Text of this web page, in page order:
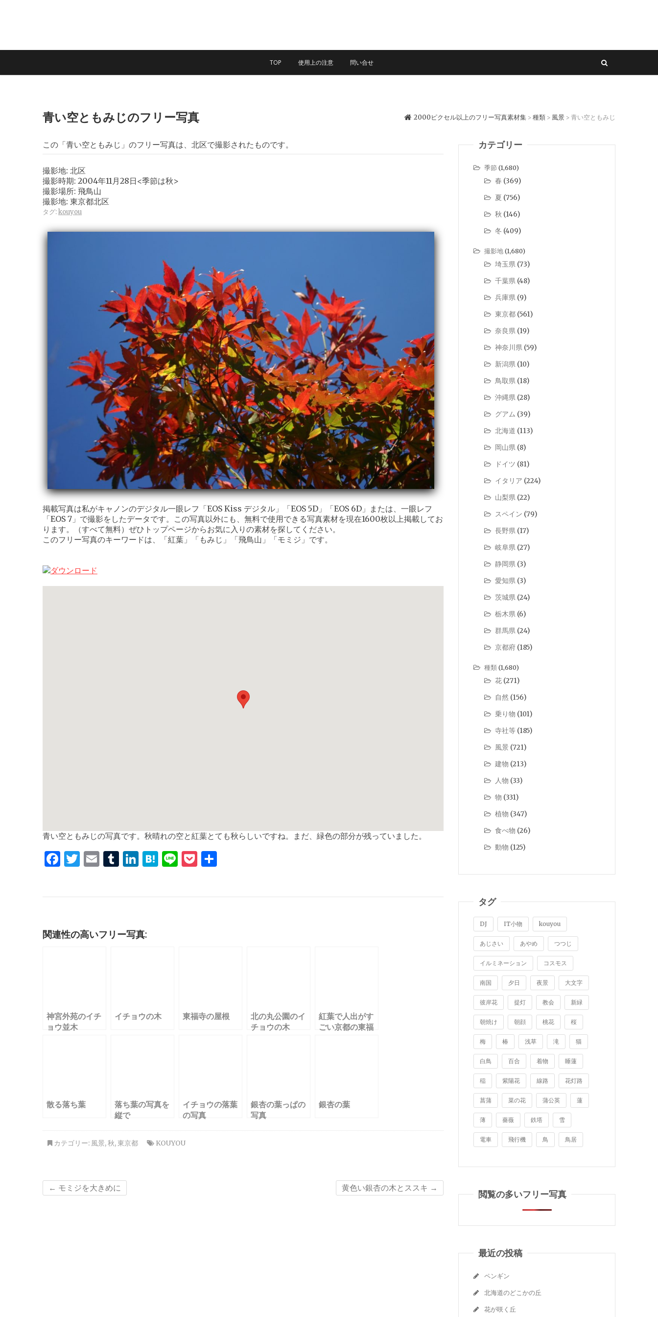
TOP 使用上の注意 問い合せ
青い空ともみじのフリー写真 2000ピクセル以上のフリー写真素材集 > 種類 > 風景 > 青い空ともみじ
この「青い空ともみじ」のフリー写真は、北区で撮影されたものです。
撮影地: 北区
撮影時期: 2004年11月28日<季節は秋>
撮影場所: 飛鳥山
撮影地: 東京都北区
タグ:kouyou
掲載写真は私がキャノンのデジタル一眼レフ「EOS Kiss デジタル」「EOS 5D」「EOS 6D」または、一眼レフ
「EOS 7」で撮影をしたデータです。この写真以外にも、無料で使用できる写真素材を現在1600枚以上掲載してお
ります。（すべて無料）ぜひトップページからお気に入りの素材を探してください。
このフリー写真のキーワードは、「紅葉」「もみじ」「飛鳥山」「モミジ」です。
青い空ともみじの写真です。秋晴れの空と紅葉とても秋らしいですね。まだ、緑色の部分が残っていました。
F
o
T E T Li
n
H Li P
関連性の高いフリー写真:
神宮外苑のイチ
ョウ並木
イチョウの木 東福寺の屋根
北の丸公園のイ
チョウの木
紅葉で人出がす
ごい京都の東福
散る落ち葉
落ち葉の写真を
縦で
イチョウの落葉
の写真
銀杏の葉っぱの
写真
銀杏の葉
カテゴリー: 風景,秋,東京都 KOUYOU
← モミジを大きめに 黄色い銀杏の木とススキ →
カテゴリー
季節 (1,680)
春 (369)
夏 (756)
秋 (146)
冬 (409)
撮影地(1,680)
埼玉県 (73)
千葉県 (48)
兵庫県 (9)
東京都 (561)
奈良県 (19)
神奈川県 (59)
新潟県 (10)
鳥取県 (18)
沖縄県 (28)
グアム (39)
北海道 (113)
岡山県 (8)
ドイツ (81)
イタリア (224)
山梨県 (22)
スペイン (79)
長野県 (17)
岐阜県 (27)
静岡県 (3)
愛知県 (3)
茨城県 (24)
栃木県 (6)
群馬県 (24)
京都府 (185)
種類(1,680)
花 (271)
自然 (156)
乗り物 (101)
寺社等 (185)
風景 (721)
建物 (213)
人物 (33)
物 (331)
植物 (347)
食べ物 (26)
動物 (125)
タグ
DJ IT小物 kouyou
あじさい あやめ つつじ
イルミネーション コスモス
南国 夕日 夜景 大文字
彼岸花 提灯 教会 新緑
朝焼け 朝顔 桃花 桜
梅 椿 浅草 滝 猫
白鳥 百合 着物 睡蓮
稲 紫陽花 線路 花灯路
菖蒲 菜の花 蒲公英 蓮
薄 薔薇 鉄塔 雪
電車 飛行機 鳥 鳥居
閲覧の多いフリー写真
最近の投稿
ペンギン
北海道のどこかの丘
花が咲く丘